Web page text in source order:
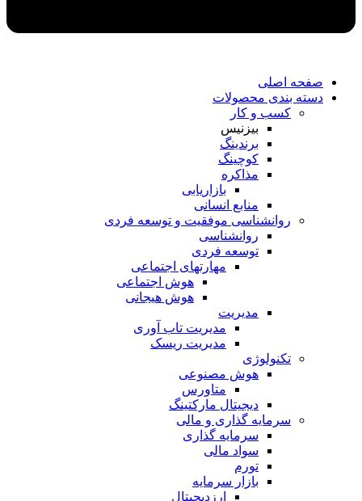
صفحه اصلی
دسته بندی محصولات
کسب و کار
بیزنیس
برندینگ
کوچینگ
مذاکره
بازاریابی
منابع انسانی
روانشناسی موفقیت و توسعه فردی
روانشناسی
توسعه فردی
مهارتهای اجتماعی
هوش اجتماعی
هوش هیجانی
مدیریت
مدیریت تاب آوری
مدیریت ریسک
تکنولوژی
هوش مصنوعی
متاورس
دیجیتال مارکتینگ
سرمایه گذاری و مالی
سرمایه گذاری
سواد مالی
تورم
بازار سرمایه
ارزدیجیتال